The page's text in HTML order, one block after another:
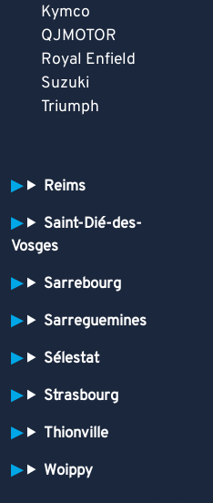
Kymco
QJMOTOR
Royal Enfield
Suzuki
Triumph
Reims
Saint-Dié-des-
Vosges
Sarrebourg
Sarreguemines
Sélestat
Strasbourg
Thionville
Woippy